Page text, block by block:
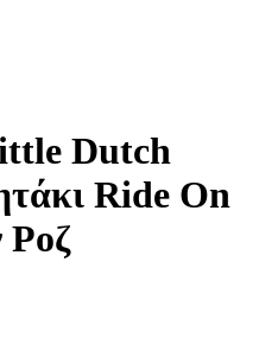
Dutch
Ride On
Ροζ